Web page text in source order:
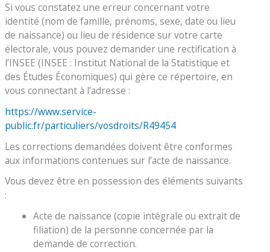
Si vous constatez une erreur concernant votre
identité (nom de famille, prénoms, sexe, date ou lieu
de naissance) ou lieu de résidence sur votre carte
électorale, vous pouvez demander une rectification à
l’INSEE (INSEE : Institut National de la Statistique et
des Études Économiques) qui gère ce répertoire, en
vous connectant à l’adresse :
https://www.service-
public.fr/particuliers/vosdroits/R49454
Les corrections demandées doivent être conformes
aux informations contenues sur l’acte de naissance.
Vous devez être en possession des éléments suivants
:
Acte de naissance (copie intégrale ou extrait de
filiation) de la personne concernée par la
demande de correction.